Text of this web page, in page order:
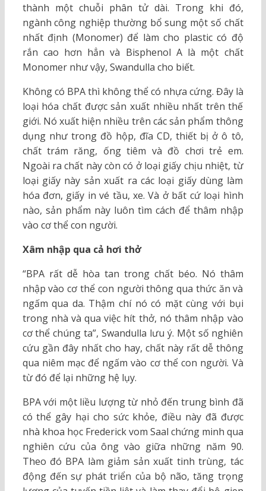
thành một chuỗi phân tử dài. Trong khi đó,
ngành công nghiệp thường bổ sung một số chất
nhất định (Monomer) để làm cho plastic có độ
rắn cao hơn hẳn và Bisphenol A là một chất
Monomer như vậy, Swandulla cho biết.
Không có BPA thì không thể có nhựa cứng. Đây là
loại hóa chất được sản xuất nhiều nhất trên thế
giới. Nó xuất hiện nhiều trên các sản phẩm thông
dụng như trong đồ hộp, đĩa CD, thiết bị ở ô tô,
chất trám răng, ống tiêm và đồ chơi trẻ em.
Ngoài ra chất này còn có ở loại giấy chịu nhiệt, từ
loại giấy này sản xuất ra các loại giấy dùng làm
hóa đơn, giấy in vé tầu, xe. Và ở bất cứ loại hình
nào, sản phẩm này luôn tìm cách để thâm nhập
vào cơ thể con người.
Xâm nhập qua cả hơi thở
“BPA rất dễ hòa tan trong chất béo. Nó thâm
nhập vào cơ thể con người thông qua thức ăn và
ngấm qua da. Thậm chí nó có mặt cùng với bụi
trong nhà và qua việc hít thở, nó thâm nhập vào
cơ thể chúng ta”, Swandulla lưu ý. Một số nghiên
cứu gần đây nhất cho hay, chất này rất dễ thông
qua niêm mạc để ngấm vào cơ thể con người. Và
từ đó để lại những hệ lụy.
BPA với một liều lượng từ nhỏ đến trung bình đã
có thể gây hại cho sức khỏe, điều này đã được
nhà khoa học Frederick vom Saal chứng minh qua
nghiên cứu của ông vào giữa những năm 90.
Theo đó BPA làm giảm sản xuất tinh trùng, tác
động đến sự phát triển của bộ não, tăng trọng